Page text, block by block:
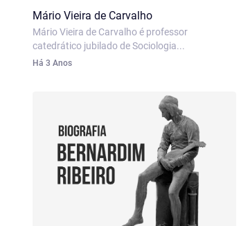
Mário Vieira de Carvalho
Mário Vieira de Carvalho é professor
catedrático jubilado de Sociologia...
Há 3 Anos